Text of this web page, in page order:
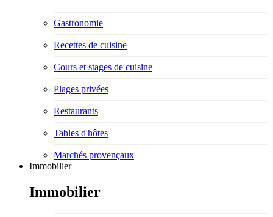
Gastronomie
Recettes de cuisine
Cours et stages de cuisine
Plages privées
Restaurants
Tables d'hôtes
Marchés provençaux
Immobilier
Immobilier